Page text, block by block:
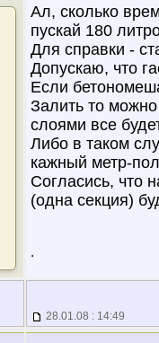
Ал, сколько
пускай 180
Для справки -
Допускаю, что
Если
Залить то
слоями все
Либо в таком
кажный метр-
Согласись, что
(одна секция)
.
28.01.08 : 14:49